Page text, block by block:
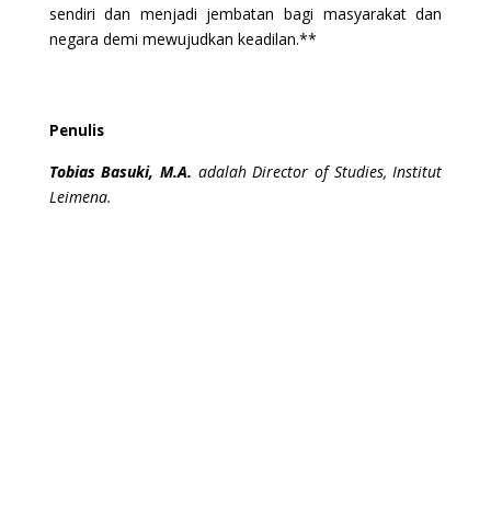
sendiri dan menjadi jembatan bagi masyarakat dan
negara demi mewujudkan keadilan.**
Penulis
Tobias Basuki, M.A. adalah Director of Studies, Institut
Leimena.